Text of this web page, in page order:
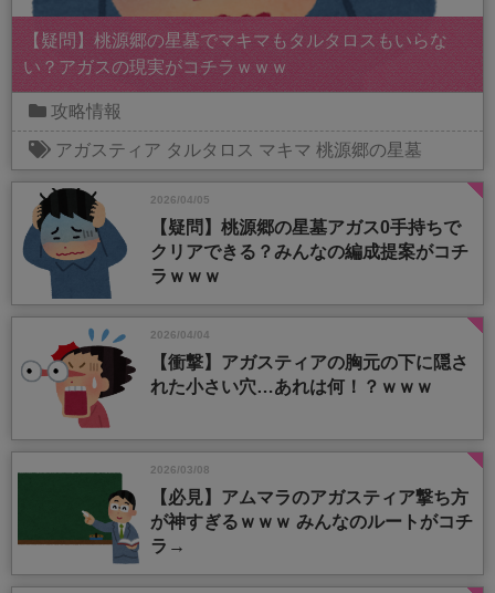
【疑問】桃源郷の星墓でマキマもタルタロスもいらな
い？アガスの現実がコチラｗｗｗ
攻略情報
アガスティア タルタロス マキマ 桃源郷の星墓
2026/04/05
【疑問】桃源郷の星墓アガス0手持ちで
クリアできる？みんなの編成提案がコチ
ラｗｗｗ
2026/04/04
【衝撃】アガスティアの胸元の下に隠さ
れた小さい穴…あれは何！？ｗｗｗ
2026/03/08
【必見】アムマラのアガスティア撃ち方
が神すぎるｗｗｗ みんなのルートがコチ
ラ→